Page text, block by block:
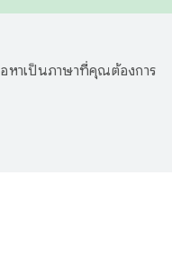
หาเป็นภาษาที่คุณต้องการ